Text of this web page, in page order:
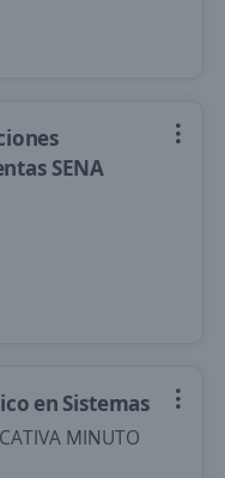
SENA
en Sistemas
MINUTO